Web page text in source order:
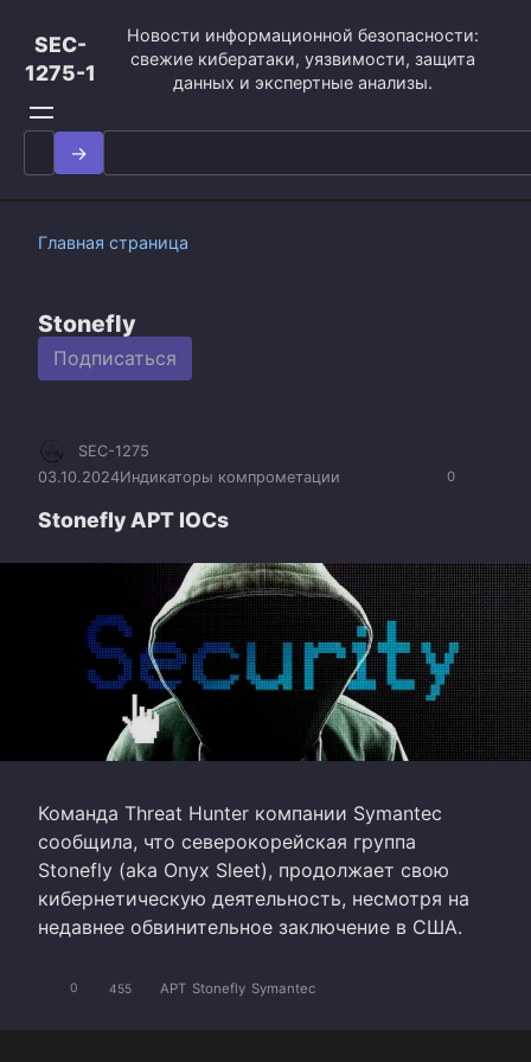
контенту
SEC-
1275-1
Новости информационной безопасности:
свежие кибератаки, уязвимости, защита
данных и экспертные анализы.
Search
for:
Главная страница
Stonefly
Подписаться
0
SEC-1275
03.10.2024Индикаторы компрометации
Stonefly APT IOCs
Команда Threat Hunter компании Symantec
сообщила, что северокорейская группа
Stonefly (aka Onyx Sleet), продолжает свою
кибернетическую деятельность, несмотря на
недавнее обвинительное заключение в США.
0 455 APT Stonefly Symantec